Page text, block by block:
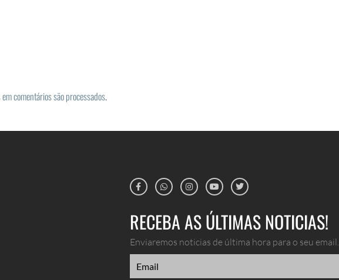
comentários são processados.
RECEBA AS ÚLTIMAS NOTICIAS!
Enviaremos noticias de última hora para o seu email.